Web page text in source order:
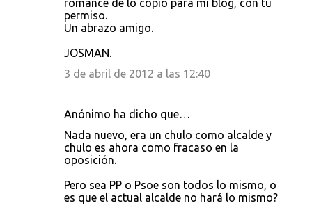
romance de lo copio para mi blog, con tu
permiso.
Un abrazo amigo.
JOSMAN.
3 de abril de 2012 a las 12:40
Anónimo ha dicho que…
Nada nuevo, era un chulo como alcalde y
chulo es ahora como fracaso en la
oposición.
Pero sea PP o Psoe son todos lo mismo, o
es que el actual alcalde no hará lo mismo?